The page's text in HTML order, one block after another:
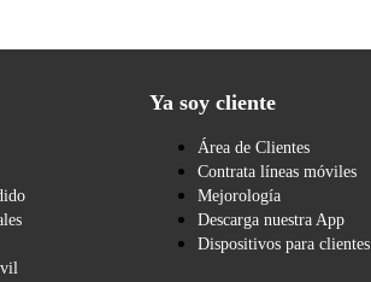
Ya soy cliente
Área de Clientes
Contrata líneas móviles
Mejorología
Descarga nuestra App
Dispositivos para clientes